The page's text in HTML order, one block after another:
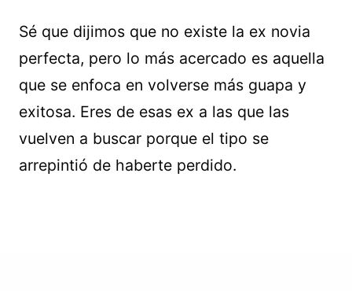
Sé que dijimos que no existe la ex novia
perfecta, pero lo más acercado es aquella
que se enfoca en volverse más guapa y
exitosa. Eres de esas ex a las que las
vuelven a buscar porque el tipo se
arrepintió de haberte perdido.